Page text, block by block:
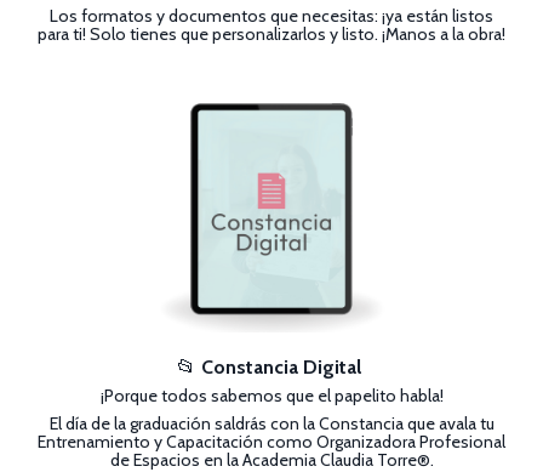
Los formatos y documentos que necesitas: ¡ya están listos
para ti! Solo tienes que personalizarlos y listo. ¡Manos a la obra!
📂 Constancia Digital
¡Porque todos sabemos que el papelito habla!
El día de la graduación saldrás con la Constancia que avala tu
Entrenamiento y Capacitación como Organizadora Profesional
de Espacios en la Academia Claudia Torre®.